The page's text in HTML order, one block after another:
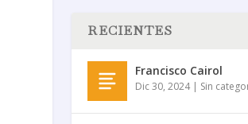
RECIENTES
Francisco Cairol
Dic 30, 2024| Sin